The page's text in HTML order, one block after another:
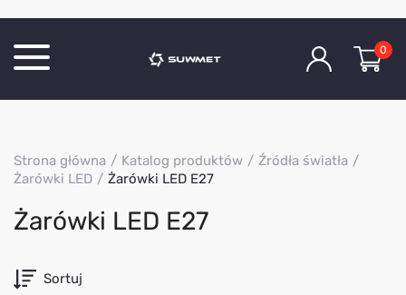
O Firmie
Kontakt
0
Strona główna Katalog produktów
Źródła światła
Żarówki LED
Żarówki LED E27
Żarówki LED E27
Sortuj